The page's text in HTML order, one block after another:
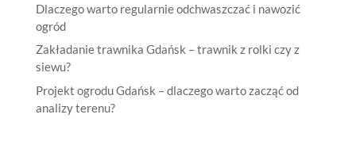
Dlaczego warto regularnie odchwaszczać i nawozić
ogród
Zakładanie trawnika Gdańsk – trawnik z rolki czy z
siewu?
Projekt ogrodu Gdańsk – dlaczego warto zacząć od
analizy terenu?